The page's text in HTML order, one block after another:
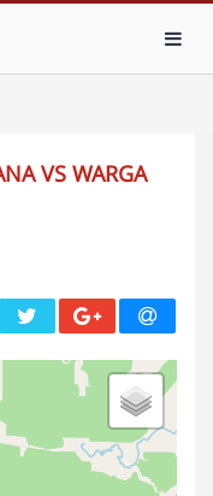
VS WARGA